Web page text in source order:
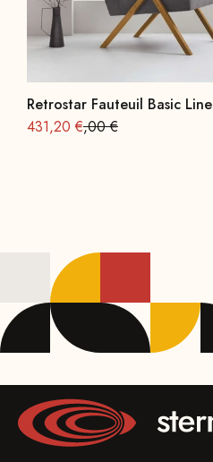
Retrostar Fauteuil Basic Line
Offre à partir de
431,20 €Prix normal : 539
,00 €